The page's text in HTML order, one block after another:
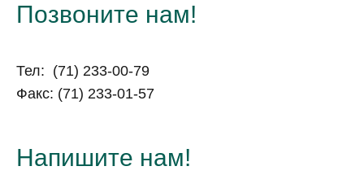
Позвоните нам!
Тел: (71) 233-00-79
Факс: (71) 233-01-57
Напишите нам!